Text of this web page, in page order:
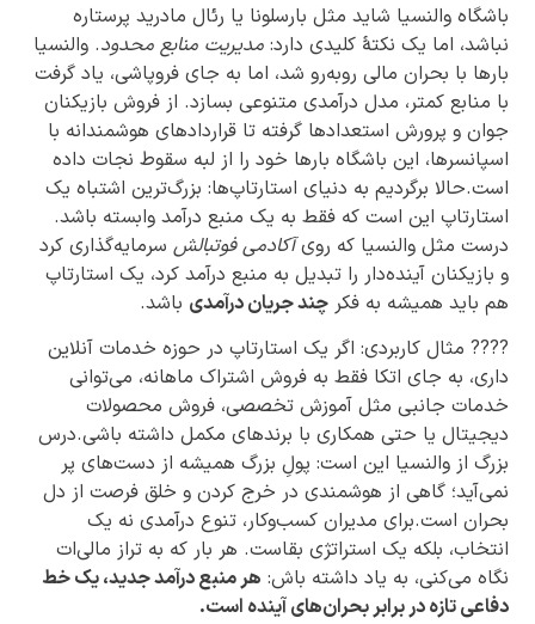
باشگاه والنسیا شاید مثل بارسلونا یا رئال مادرید پرستاره
نباشد، اما یک نکتهٔ کلیدی دارد: مدیریت منابع محدود. والنسیا
بارها با بحران مالی روبه‌رو شد، اما به جای فروپاشی، یاد گرفت
با منابع کمتر، مدل درآمدی متنوعی بسازد. از فروش بازیکنان
جوان و پرورش استعدادها گرفته تا قراردادهای هوشمندانه با
اسپانسرها، این باشگاه بارها خود را از لبه سقوط نجات داده
است.حالا برگردیم به دنیای استارتاپ‌ها: بزرگ‌ترین اشتباه یک
استارتاپ این است که فقط به یک منبع درآمد وابسته باشد.
درست مثل والنسیا که رویآکادمی فوتبالش سرمایه‌گذاری کرد
و بازیکنان آینده‌دار را تبدیل به منبع درآمد کرد، یک استارتاپ
هم باید همیشه به فکر چند جریان درآمدی باشد.
???? مثال کاربردی: اگر یک استارتاپ در حوزه خدمات آنلاین
داری، به جای اتکا فقط به فروش اشتراک ماهانه، می‌توانی
خدمات جانبی مثل آموزش تخصصی، فروش محصولات
دیجیتال یا حتی همکاری با برندهای مکمل داشته باشی.درس
بزرگ از والنسیا این است: پولِ بزرگ همیشه از دست‌های پر
نمی‌آید؛ گاهی از هوشمندی در خرج کردن و خلق فرصت از دل
بحران است.برای مدیران کسب‌وکار، تنوع درآمدی نه یک
انتخاب، بلکه یک استراتژی بقاست. هر بار که به تراز مالی‌ات
نگاه می‌کنی، به یاد داشته باش: هر منبع درآمد جدید، یک خط
دفاعی تازه در برابر بحران‌های آینده است.